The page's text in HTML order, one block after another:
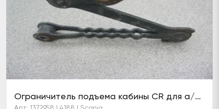
Ограничитель подъема кабины CR для а/м Scania 4